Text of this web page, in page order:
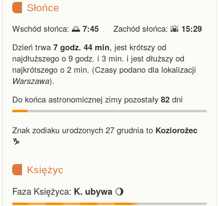
Słońce
Wschód słońca: 🌅 7:45 Zachód słońca: 🌇 15:29
Dzień trwa 7 godz. 44 min, jest krótszy od
najdłuższego o 9 godz. i 3 min. i jest dłuższy od
najkrótszego o 2 min. (Czasy podano dla lokalizacji
Warszawa).
Do końca astronomicznej zimy pozostały 82 dni
Znak zodiaku urodzonych 27 grudnia to Koziorożec
♑︎
Księżyc
Faza Księżyca: K. ubywa 🌖